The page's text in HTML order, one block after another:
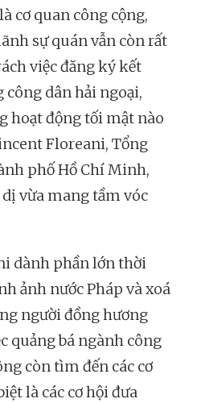
cơ quan công cộng,
sự quán vẫn còn rất
việc đăng ký kết
dân hải ngoại,
hoạt động tối mật nào
Floreani, Tổng
phố Hồ Chí Minh,
vừa mang tầm vóc
dành phần lớn thời
ảnh nước Pháp và xoá
người đồng hương
quảng bá ngành công
còn tìm đến các cơ
là các cơ hội đưa